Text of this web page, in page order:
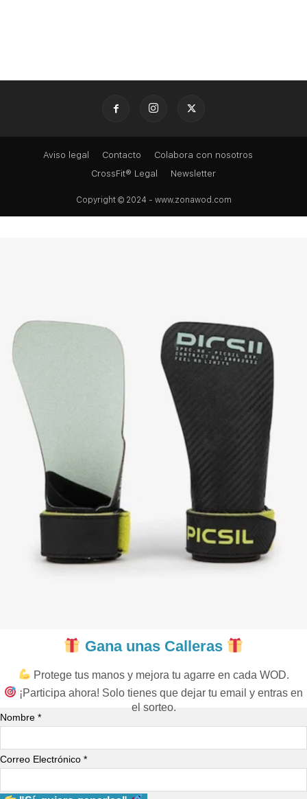
Aviso legal Contacto
Colabora con nosotros
CrossFit® Legal
Newsletter
Copyright © 2024 - www.zonawod.com
Gana unas Calleras
Protege tus manos y mejora tu agarre en cada WOD.
¡Participa ahora! Solo tienes que dejar tu email y entras en
el sorteo.
Nombre *
Correo Electrónico *